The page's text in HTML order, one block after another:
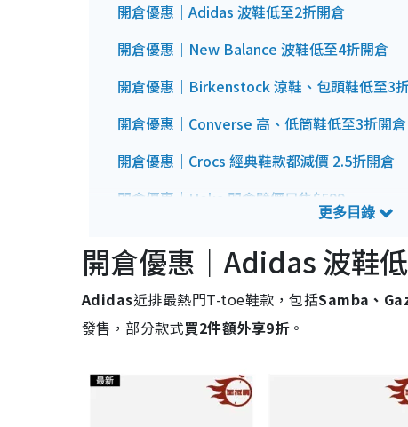
開倉優惠｜Adidas 波鞋低至2折開倉
開倉優惠｜New Balance 波鞋低至4折開倉
開倉優惠｜Birkenstock 涼鞋、包頭鞋低至3
開倉優惠｜Converse 高、低筒鞋低至3折開倉
開倉優惠｜Crocs 經典鞋款都減價 2.5折開倉
開倉優惠｜Hoka 開倉劈價只售$599
開倉優惠｜《飛天小女警》系列產品平過淘寶
開倉優惠｜《Chiikawa》系列產品減價兼買
開倉優惠｜Adidas 波鞋
Adidas近排最熱門T-toe鞋款，包括Samba、
發售，部分款式買2件額外享9折。